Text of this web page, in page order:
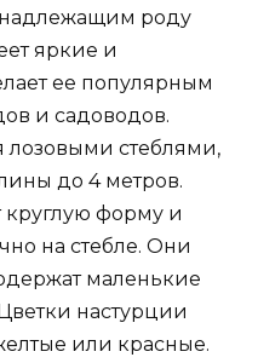
роду
яркие и
ее популярным
и садоводов.
лозовыми стеблями,
до 4 метров.
форму и
на стебле. Они
маленькие
настурции
или красные.